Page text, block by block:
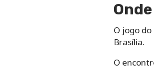
O jogo
Brasília.
O